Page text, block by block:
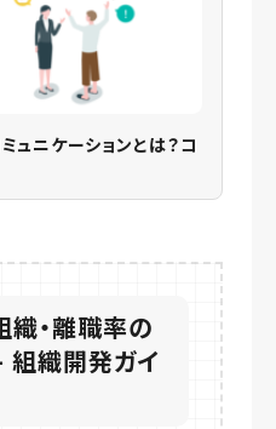
ュニケーションとは？コ
織・離職率の
組織開発ガイ